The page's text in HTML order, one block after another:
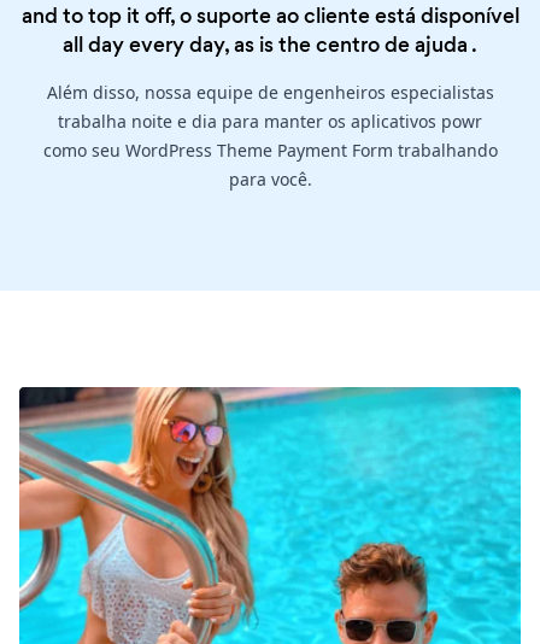
and to top it off, o suporte ao cliente está disponível
all day every day, as is thecentro de ajuda .
Além disso, nossa equipe de engenheiros especialistas
trabalha noite e dia para manter os aplicativos powr
como seu WordPress Theme Payment Form trabalhando
para você.